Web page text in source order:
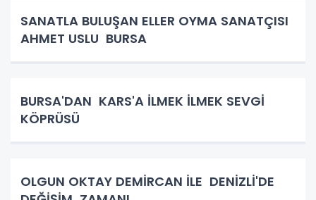
SANATLA BULUŞAN ELLER OYMA SANATÇISI
AHMET USLU BURSA
BURSA'DAN KARS'A İLMEK İLMEK SEVGİ
KÖPRÜSÜ
OLGUN OKTAY DEMİRCAN İLE DENİZLİ'DE